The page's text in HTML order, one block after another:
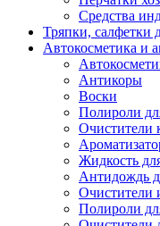
Средства
Тряпки, салфетки
Автокосметика и
Антикоры
Воски
Полироли
Очистители
Жидкость
Антидождь
Очистители
Полироли